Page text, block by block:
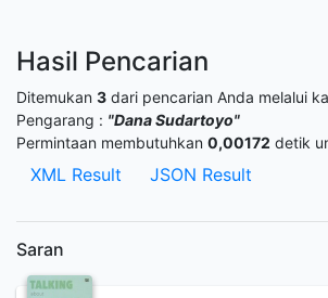
Hasil Pencarian
Ditemukan 3 dari pencarian Anda melalui
Pengarang : "Dana Sudartoyo"
Permintaan membutuhkan 0,00172 detik
XML Result JSON Result
Saran